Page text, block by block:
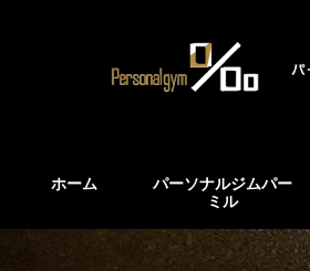
ホーム
パーソナルジムパー
ミル